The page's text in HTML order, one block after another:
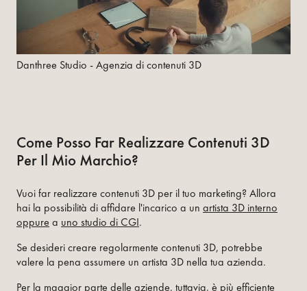
Danthree Studio - Agenzia di contenuti 3D
Come Posso Far Realizzare Contenuti 3D
Per Il Mio Marchio?
Vuoi far realizzare contenuti 3D per il tuo marketing? Allora
hai la possibilità di affidare l'incarico a un artista 3D interno
oppure a uno studio di CGI.
Se desideri creare regolarmente contenuti 3D, potrebbe
valere la pena assumere un artista 3D nella tua azienda.
Per la maggior parte delle aziende, tuttavia, è più efficiente